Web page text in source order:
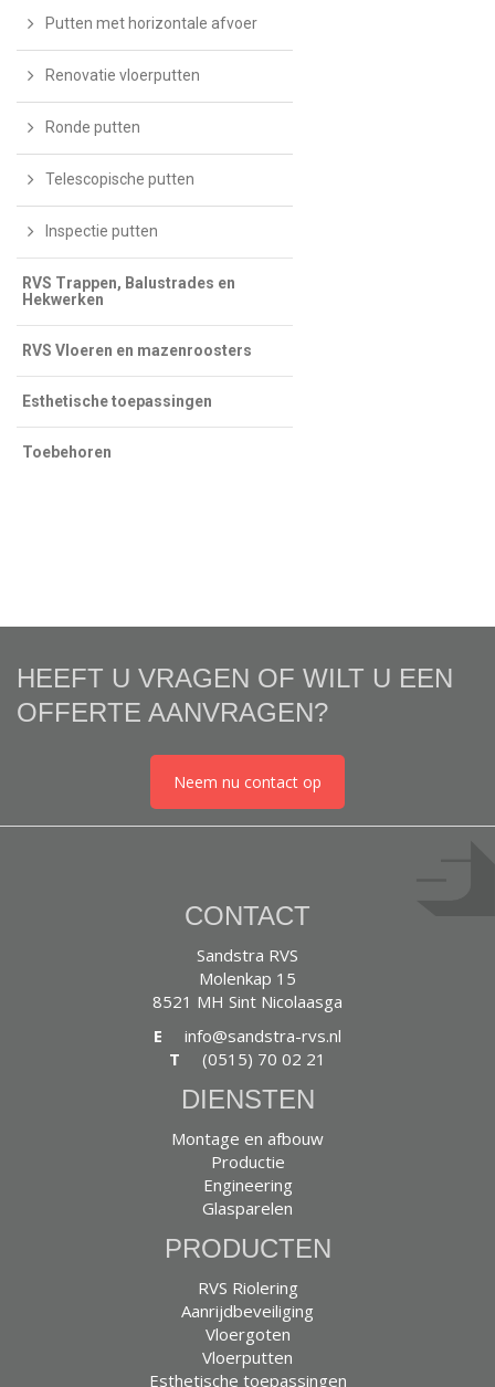
Putten met horizontale afvoer
Renovatie vloerputten
Ronde putten
Telescopische putten
Inspectie putten
RVS Trappen, Balustrades en
Hekwerken
RVS Vloeren en mazenroosters
Esthetische toepassingen
Toebehoren
HEEFT U VRAGEN OF WILT U EEN
OFFERTE AANVRAGEN?
Neem nu contact op
CONTACT
Sandstra RVS
Molenkap 15
8521 MH Sint Nicolaasga
E info@sandstra-rvs.nl
T (0515) 70 02 21
DIENSTEN
Montage en afbouw
Productie
Engineering
Glasparelen
PRODUCTEN
RVS Riolering
Aanrijdbeveiliging
Vloergoten
Vloerputten
Esthetische toepassingen